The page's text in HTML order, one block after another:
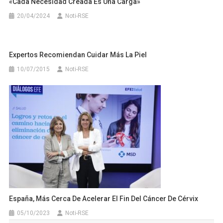
20/04/2024 Noti-RSE
Expertos Recomiendan Cuidar Más La Piel
10/07/2015 Noti-RSE
España, Más Cerca De Acelerar El Fin Del Cáncer De Cérvix
05/10/2023 Noti-RSE